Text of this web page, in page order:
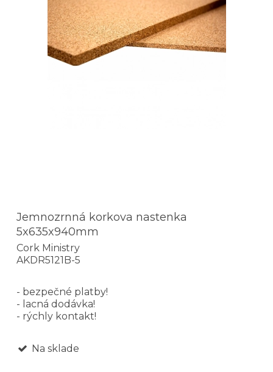
Jemnozrnná korkova nastenka
5x635x940mm
Cork Ministry
AKDR5121B-5
- bezpečné platby!
- lacná dodávka!
- rýchly kontakt!
Na sklade